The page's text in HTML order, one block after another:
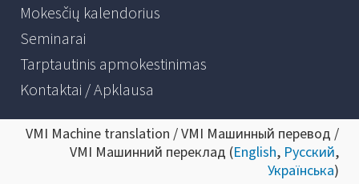
Mokesčių kalendorius
Seminarai
Tarptautinis apmokestinimas
Kontaktai / Apklausa
VMI Machine translation / VMI Машинный перевод /
VMI Машинний переклад (English, Русский,
Українська)